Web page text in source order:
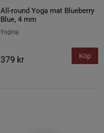
All-round Yoga mat Blueberry
Blue, 4 mm
Yogiraj
379 kr Köp